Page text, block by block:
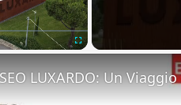
LUXARDO: Un